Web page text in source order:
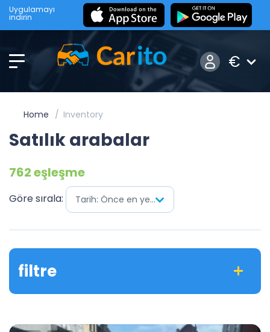
Uygulamayı
indirin
€
Home Inventory
Satılık arabalar
762 eşleşme
Göre sırala: Tarih: Önce en yenisi
filtre